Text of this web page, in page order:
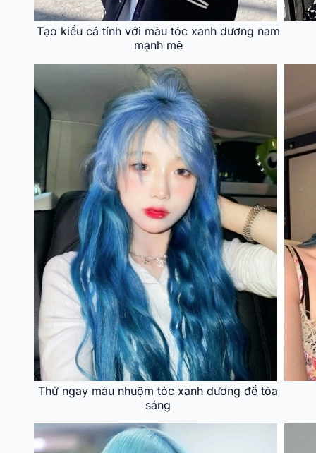
Tạo kiểu cá tính với màu tóc xanh dương nam
mạnh mẽ
Thử ngay màu nhuộm tóc xanh dương để tỏa
sáng